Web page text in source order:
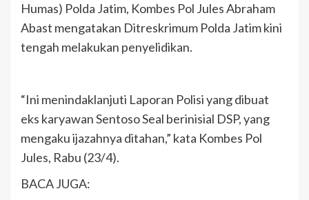
Humas) Polda Jatim, Kombes Pol Jules Abraham
Abast mengatakan Ditreskrimum Polda Jatim kini
tengah melakukan penyelidikan.
“Ini menindaklanjuti Laporan Polisi yang dibuat
eks karyawan Sentoso Seal berinisial DSP, yang
mengaku ijazahnya ditahan,” kata Kombes Pol
Jules, Rabu (23/4).
BACA JUGA: